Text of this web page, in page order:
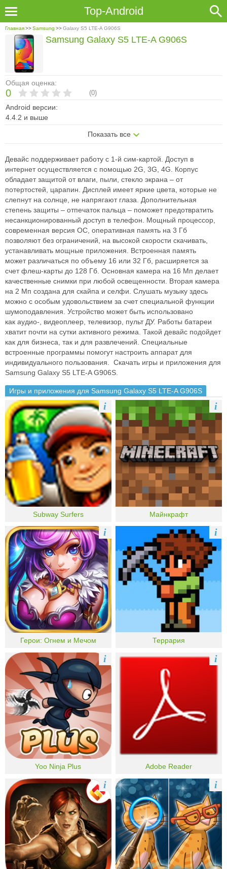
Top-Android
Главная>>Samsung >>Galaxy S5 LTE-A G906S
Общая оценка:
0 (0)
Android версии:
4.4.2 и выше
Показать все
Samsung Galaxy S5 LTE-A G906S
Девайс поддерживает работу с 1-й сим-картой. Доступ в
интернетосуществляется с помощью 2G, 3G, 4G. Корпус
обладает защитой от влаги, пыли, стекло экрана – от
потертостей, царапин. Дисплей имеет яркие цвета, которые не
слепнут на солнце, не напрягают глаза. Дополнительная
степень защиты – отпечаток пальца – поможет предотвратить
несанкционированный доступ в телефон. Мощный процессор,
современная версия ОС, оперативная память на 3 Гб
позволяют без ограничений, на высокой скорости скачивать,
устанавливать мощные приложения. Встроенная память
может различаться по объему 16 или 32 Гб, расширяется за
счет флеш-карты до 128 Гб. Основная камера на 16 Мп делает
качественные снимки при любой освещенности. Вторая камера
на 2 Мп создана для скайпа и селфи. Слушать музыку здесь
можно с особым удовольствием за счет специальной функции
шумоподавления. Устройство может быть использовано
как аудио-, видеоплеер, телевизор, пульт ДУ. Работы батареи
хватит почти на сутки активного режима. Такой девайс подойдет
как для бизнеса, так и для развлечений. Специальные
встроенные программы помогут настроить аппарат для
индивидуального пользования.
Скачать игры и приложения для
Samsung Galaxy S5 LTE-A G906S.
Игры и приложения для Samsung Galaxy S5 LTE-A G906S
Subway Surfers
i
Майнкрафт
i
Герои: Огнем и Мечом
i
Террария
i
Yoo Ninja Plus
i
Adobe Reader
i
i i